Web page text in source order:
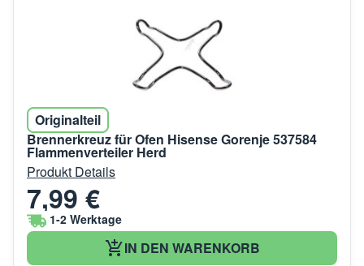
Originalteil
Brennerkreuz für Ofen Hisense Gorenje 537584
Flammenverteiler Herd
Produkt Details
7,99 €
1-2 Werktage
IN DEN WARENKORB